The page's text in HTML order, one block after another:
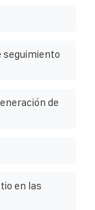
seguimiento
de
en las